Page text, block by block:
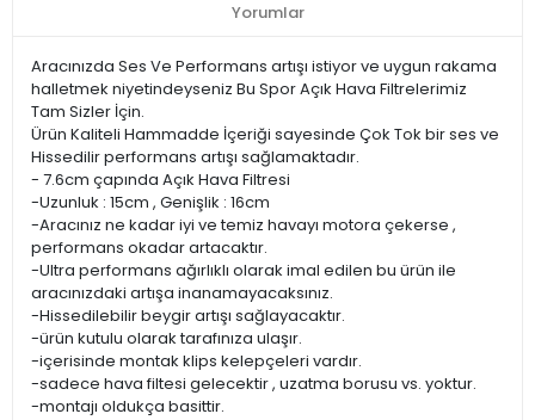
Yorumlar
Aracınızda Ses Ve Performans artışı istiyor ve uygun rakama
halletmek niyetindeyseniz Bu Spor Açık Hava Filtrelerimiz
Tam Sizler İçin.
Ürün Kaliteli Hammadde İçeriği sayesinde Çok Tok bir ses ve
Hissedilir performans artışı sağlamaktadır.
- 7.6cm çapında Açık Hava Filtresi
-Uzunluk : 15cm , Genişlik : 16cm
-Aracınız ne kadar iyi ve temiz havayı motora çekerse ,
performans okadar artacaktır.
-Ultra performans ağırlıklı olarak imal edilen bu ürün ile
aracınızdaki artışa inanamayacaksınız.
-Hissedilebilir beygir artışı sağlayacaktır.
-ürün kutulu olarak tarafınıza ulaşır.
-içerisinde montak klips kelepçeleri vardır.
-sadece hava filtesi gelecektir , uzatma borusu vs. yoktur.
-montajı oldukça basittir.